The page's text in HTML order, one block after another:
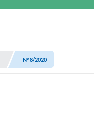
Nº 8/2020